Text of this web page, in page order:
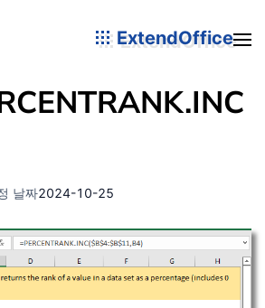
ExtendOffice
날짜2024-10-25